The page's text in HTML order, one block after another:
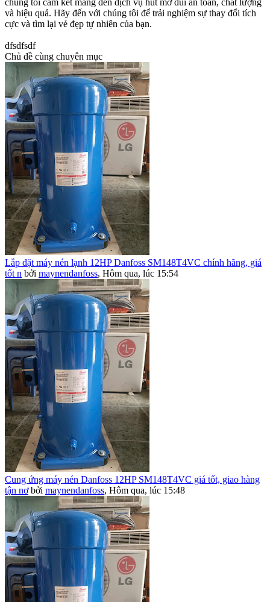
chúng tôi cam kết mang đến dịch vụ hút mỡ đùi an toàn, chất lượng
và hiệu quả. Hãy đến với chúng tôi để trải nghiệm sự thay đổi tích
cực và tìm lại vẻ đẹp tự nhiên của bạn.
dfsdfsdf
Chủ đề cùng chuyên mục
Lắp đặt máy nén lạnh 12HP Danfoss SM148T4VC chính hãng, giá
tốt n bởi maynendanfoss, Hôm qua, lúc 15:54
Cung ứng máy nén Danfoss 12HP SM148T4VC giá tốt, giao hàng
tận nơ bởi maynendanfoss, Hôm qua, lúc 15:48